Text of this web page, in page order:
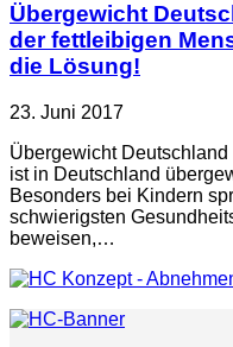
Übergewicht
der fettleibigen
die Lösung!
23. Juni 2017
Übergewicht
ist in Deutschland
Besonders bei Kindern
schwierigsten
beweisen,…